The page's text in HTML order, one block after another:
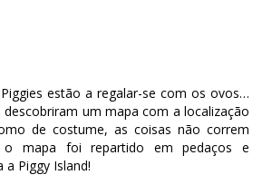
estão a regalar-se com os ovos…
descobriram um mapa com a localização
de costume, as coisas não correm
o mapa foi repartido em pedaços e
Piggy Island!